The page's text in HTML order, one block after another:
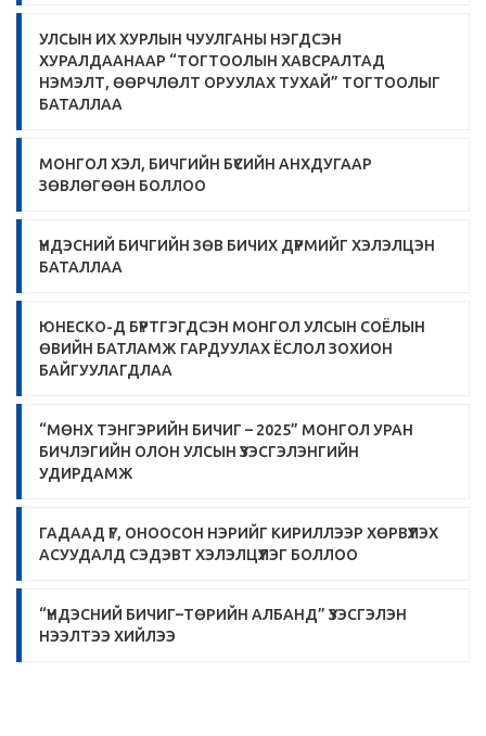
УЛСЫН ИХ ХУРЛЫН ЧУУЛГАНЫ НЭГДСЭН
ХУРАЛДААНААР “ТОГТООЛЫН ХАВСРАЛТАД
НЭМЭЛТ, ӨӨРЧЛӨЛТ ОРУУЛАХ ТУХАЙ” ТОГТООЛЫГ
БАТАЛЛАА
МОНГОЛ ХЭЛ, БИЧГИЙН БҮСИЙН АНХДУГААР
ЗӨВЛӨГӨӨН БОЛЛОО
ҮНДЭСНИЙ БИЧГИЙН ЗӨВ БИЧИХ ДҮРМИЙГ ХЭЛЭЛЦЭН
БАТАЛЛАА
ЮНЕСКО-Д БҮРТГЭГДСЭН МОНГОЛ УЛСЫН СОЁЛЫН
ӨВИЙН БАТЛАМЖ ГАРДУУЛАХ ЁСЛОЛ ЗОХИОН
БАЙГУУЛАГДЛАА
“МӨНХ ТЭНГЭРИЙН БИЧИГ – 2025” МОНГОЛ УРАН
БИЧЛЭГИЙН ОЛОН УЛСЫН ҮЗЭСГЭЛЭНГИЙН
УДИРДАМЖ
ГАДААД ҮГ, ОНООСОН НЭРИЙГ КИРИЛЛЭЭР ХӨРВҮҮЛЭХ
АСУУДАЛД СЭДЭВТ ХЭЛЭЛЦҮҮЛЭГ БОЛЛОО
“ҮНДЭСНИЙ БИЧИГ–ТӨРИЙН АЛБАНД” ҮЗЭСГЭЛЭН
НЭЭЛТЭЭ ХИЙЛЭЭ